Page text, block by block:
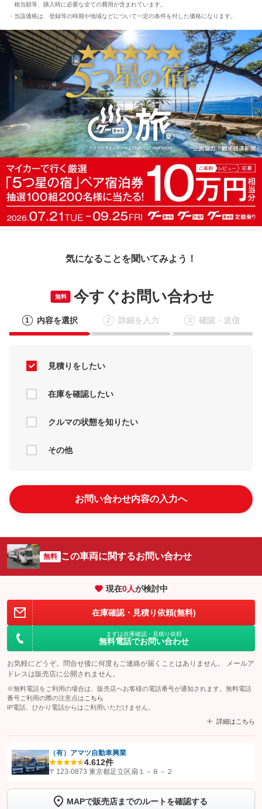
相当額等、購入時に必要な全ての費用が含まれています。
当該価格は、登録等の時期や地域などについて一定の条件を付した価格になります。
気になることを聞いてみよう！
無料 今すぐお問い合わせ
1 内容を選択 2 詳細を入力 3 確認・送信
見積りをしたい
在庫を確認したい
クルマの状態を知りたい
その他
お問い合わせ内容の入力へ
無料 この車両に関するお問い合わせ
現在0人が検討中
在庫確認・見積り依頼(無料)
まずは在庫確認・見積り依頼
無料電話でお問い合わせ
お気軽にどうぞ。問合せ後に何度もご連絡が届くことはありません。 メールア
ドレスは販売店に公開されません。
※無料電話をご利用の場合は、販売店へお客様の電話番号が通知されます。無料電話
番号ご利用の際の注意点は こちら
IP電話、ひかり電話からはご利用いただけません。
詳細はこちら
【STEP1】認証画面でグーネットを友だち追加してから「許可する」ボタンを押
トーク画面で
ボタンをタップして問い合わせを
（有）アマツ自動車興業
4.612件
〒123-0873 東京都足立区扇１－８－２
MAPで販売店までのルートを確認する